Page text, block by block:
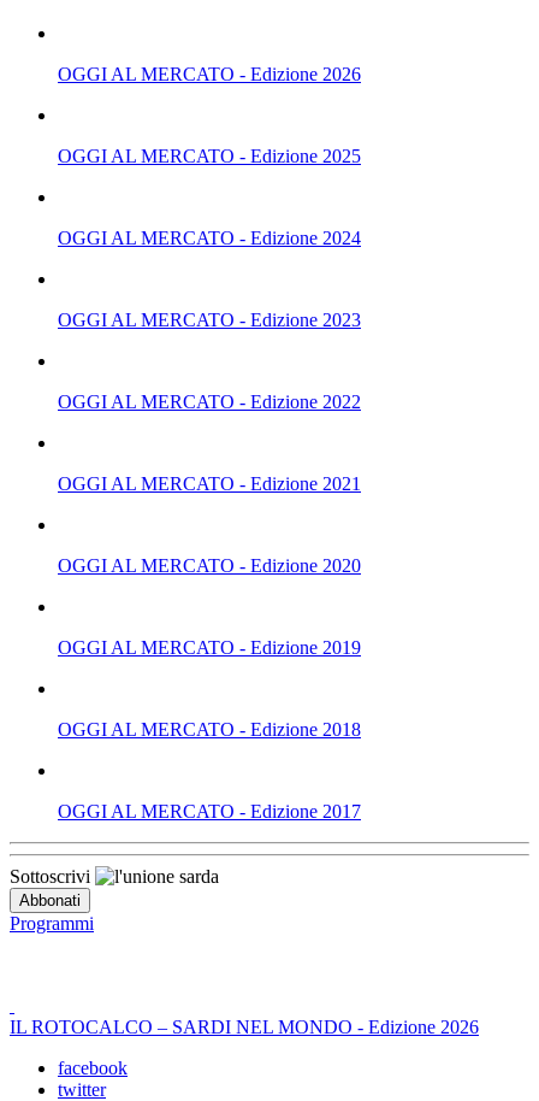
OGGI AL MERCATO - Edizione 2026
OGGI AL MERCATO - Edizione 2025
OGGI AL MERCATO - Edizione 2024
OGGI AL MERCATO - Edizione 2023
OGGI AL MERCATO - Edizione 2022
OGGI AL MERCATO - Edizione 2021
OGGI AL MERCATO - Edizione 2020
OGGI AL MERCATO - Edizione 2019
OGGI AL MERCATO - Edizione 2018
OGGI AL MERCATO - Edizione 2017
Sottoscrivi
Programmi
IL ROTOCALCO – SARDI NEL MONDO - Edizione 2026
facebook
twitter